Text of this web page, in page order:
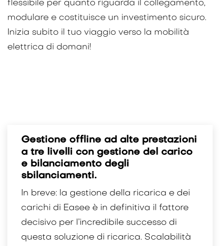
flessibile per quanto riguarda il collegamento,
modulare e costituisce un investimento sicuro.
Inizia subito il tuo viaggio verso la mobilità
elettrica di domani!
Gestione offline ad alte prestazioni
a tre livelli con gestione del carico
e bilanciamento degli
sbilanciamenti.
In breve: la gestione della ricarica e dei
carichi di Easee è in definitiva il fattore
decisivo per l’incredibile successo di
questa soluzione di ricarica. Scalabilità